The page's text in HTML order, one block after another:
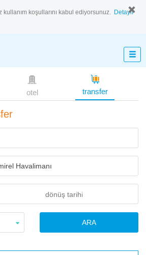
koşullarını kabul ediyorsunuz. Detaylı
otel transfer
ARA